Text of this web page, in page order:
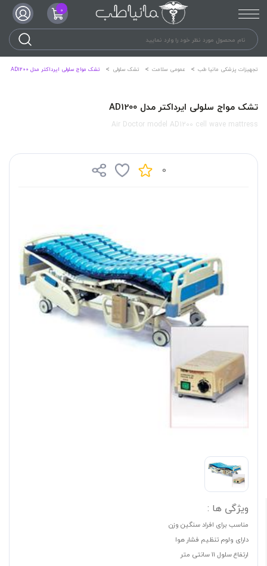
0
تجهیزات پزشکی مانیا طب عمومی سلامت تشک سلولی تشک مواج سلولی ایرداکتر مدل AD1200
تشک مواج سلولی ایرداکتر مدل AD1200
Air Doctor model AD1200 cell wave mattress
0
ویژگی ها :
مناسب برای افراد سنگین وزن
دارای ولوم تنظیم فشار هوا
ارتفاع سلول 11 سانتی متر